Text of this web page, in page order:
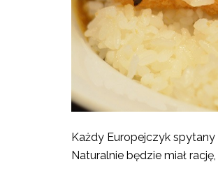
Każdy Europejczyk spytany
Naturalnie będzie miał